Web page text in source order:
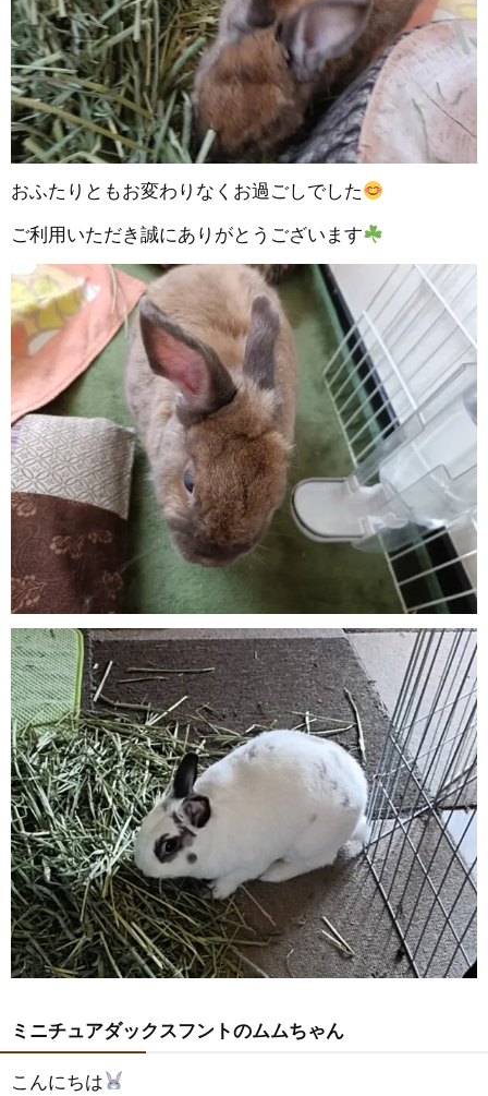
おふたりともお変わりなくお過ごしでした
ご利用いただき誠にありがとうございます
ミニチュアダックスフントのムムちゃん
こんにちは